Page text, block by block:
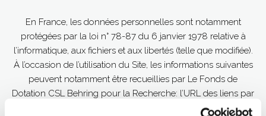
En France, les données personnelles sont notamment
protégées par la loi n° 78-87 du 6 janvier 1978 relative à
l’informatique, aux fichiers et aux libertés (telle que modifiée).
À l’occasion de l’utilisation du Site, les informations suivantes
peuvent notamment être recueillies par Le Fonds de
Dotation CSL Behring pour la Recherche: l’URL des liens par
l’intermédiaire desquels l’utilisateur a accédé au Site, le